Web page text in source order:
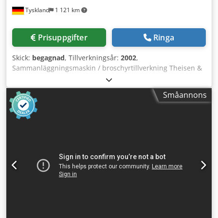
Tyskland 1 121 km
Prisuppgifter Ringa
Skick: begagnad, Tillverkningsår: 2002,
Sammanläggningsmaskin / broschyrtillverkning Theisen &
Bonitz TB ECO 308 FP + TB Sprint QSM 303 8 stationer TB
ECO 308 FP Kapacitet: upp till ca 3 100 cykler/timme
Maximal bokblocks-tjocklek: 50 mm Stapelhöjd per station:
50 mm (5 cm) Pappers- och formatområde Max. format:
310 × 430 mm Min. format: 105 × 148 mm (DIN A6)
6,5 cm rygglängd x 4 cm Med huvud-fot-skärning: 10,5 cm
rygglängd x 4 cm Största broschyr: 35 cm rygglängd x 25
cm Med huvud-fot-skärning: 34,6 cm rygglängd x 4 cm
Småannons